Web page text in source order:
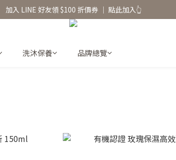
香氛水氧機、擴香香水原精  l 兩件85、三件79折
加入 LINE 好友領 $100 折價券 │ 點此加入👆
香氛水氧機、擴香香水原精  l 兩件85、三件79折
洗沐保養 品牌總覽